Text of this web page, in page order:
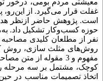
معیشتی مردم بومی، درخور
غفلت قرار می‌گیرد. از این‌رو،
است. پژوهش حاضر ازنظر
حوزه کسب‌وکار تشکیل داد.
نفر از مطلعان کلیدی
روش‌های مثلث سازی، روش
مفهوم و 3 مقوله از متن مصاحبه‌ها استخراج گردید. افزون بر این، نتایج تحلیل
کوچک، مشتمل بر سه مرحله
اتخاذ تصمیمات مناسب در